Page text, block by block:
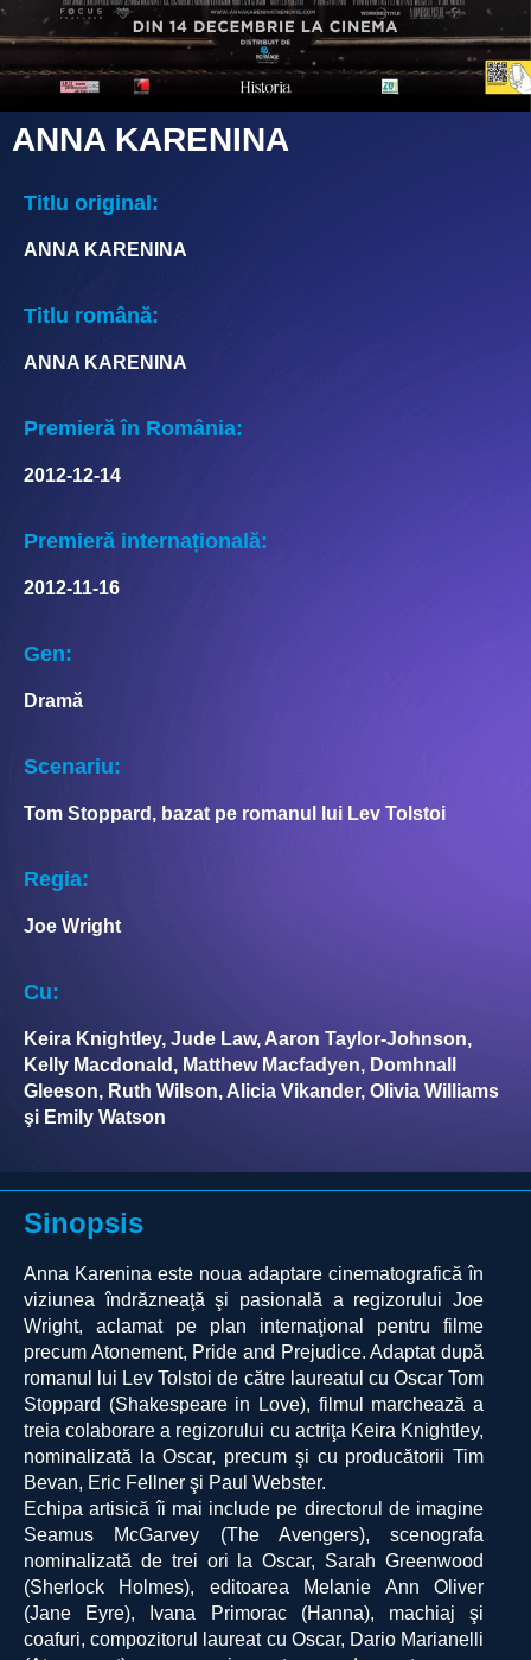
ANNA KARENINA
Titlu original:
ANNA KARENINA
Titlu română:
ANNA KARENINA
Premieră în România:
2012-12-14
Premieră internațională:
2012-11-16
Gen:
Dramă
Scenariu:
Tom Stoppard, bazat pe romanul lui Lev Tolstoi
Regia:
Joe Wright
Cu:
Keira Knightley, Jude Law, Aaron Taylor-Johnson,
Kelly Macdonald, Matthew Macfadyen, Domhnall
Gleeson, Ruth Wilson, Alicia Vikander, Olivia Williams
şi Emily Watson
Sinopsis
Anna Karenina este noua adaptare cinematografică în
viziunea îndrăzneaţă şi pasională a regizorului Joe
Wright, aclamat pe plan internaţional pentru filme
precum Atonement, Pride and Prejudice. Adaptat după
romanul lui Lev Tolstoi de către laureatul cu Oscar Tom
Stoppard (Shakespeare in Love), filmul marchează a
treia colaborare a regizorului cu actriţa Keira Knightley,
nominalizată la Oscar, precum şi cu producătorii Tim
Bevan, Eric Fellner şi Paul Webster.
Echipa artisică îi mai include pe directorul de imagine
Seamus McGarvey (The Avengers), scenografa
nominalizată de trei ori la Oscar, Sarah Greenwood
(Sherlock Holmes), editoarea Melanie Ann Oliver
(Jane Eyre), Ivana Primorac (Hanna), machiaj şi
coafuri, compozitorul laureat cu Oscar, Dario Marianelli